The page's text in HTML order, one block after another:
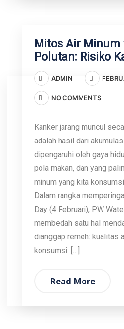
Mitos Air Minum
Polutan: Risiko
ADMIN
NO COMMENTS
Kanker jarang muncul
adalah hasil dari
dipengaruhi oleh gaya
pola makan, dan yang
minum yang kita
Dalam rangka
Day (4 Februari), PW
membedah satu hal
dianggap remeh: kualitas
konsumsi. […]
Read More